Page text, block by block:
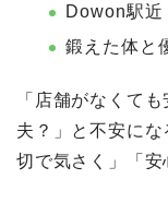
Dowon駅近
鍛えた体と
「店舗がなくて
夫？」と不安に
切で気さく」「安